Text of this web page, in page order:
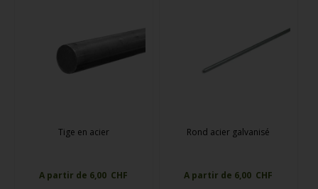
Tige en acier
A partir de 6,00 CHF
Rond acier galvanisé
A partir de 6,00 CHF